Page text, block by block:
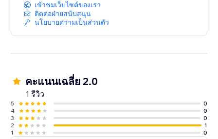
เข้าชมเว็บไซต์ของเรา
ติดต่อฝ่ายสนับสนุน
นโยบายความเป็นส่วนตัว
คะแนนเฉลี่ย 2.0
1 รีวิว
5
0
4
0
3
0
2
1
1
0